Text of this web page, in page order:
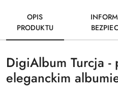
OPIS
PRODUKTU
DigiAlbum Turcja
eleganckim